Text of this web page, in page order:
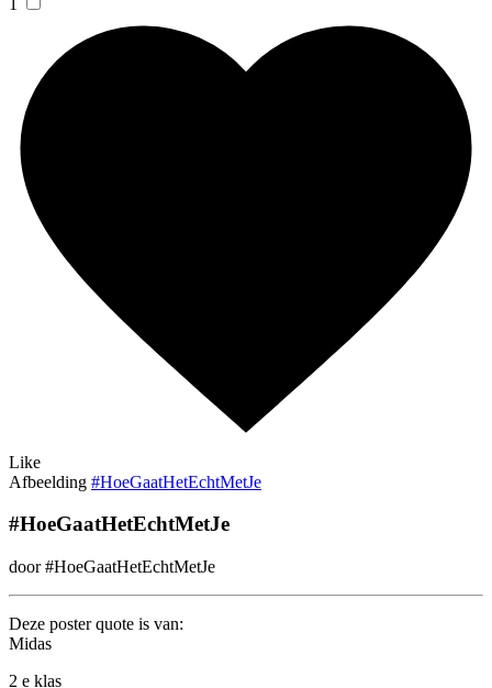
Like
Afbeelding #HoeGaatHetEchtMetJe
#HoeGaatHetEchtMetJe
door #HoeGaatHetEchtMetJe
Deze poster quote is van:
Midas
2 e klas